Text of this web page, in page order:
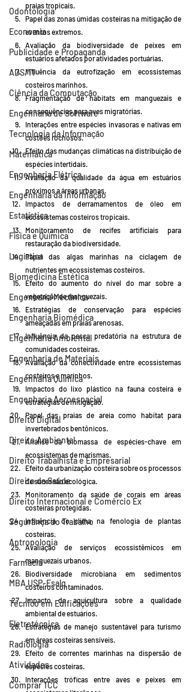
Odontologia
Economia
Publicidade e Propaganda
ADS/TI
Ciência da Computação
Engenharia de Software
Tecnologia da Informação
Matemática
Engenharia Elétrica
Engenharia da Informação
Estatística
Física e Química
Logística
Biomedicina Estética
Engenharia Mecânica
Engenharia Biomédica
Engenharia Ambiental
Engenharia de Materiais
Engenharia Química
Engenharia Aeroespacial
Direito Digital
Direito Ambiental
Direito Trabalhista e Empresarial
Direito da Saúde
Direito Internacional e Comércio Ex
Segurança do Trabalho
Antropologia
Farmácia
MBA USP-Esalq
Técnico em Edificações
Eletrotécnica
Radiologia
Atividades
Comprar TCC
praias tropicais.
Papel das zonas úmidas costeiras na mitigação de
eventos extremos.
Avaliação da biodiversidade de peixes em
estuários afetados por atividades portuárias.
Influência da eutrofização em ecossistemas
costeiros marinhos.
Fragmentação de habitats em manguezais e
consequências para aves migratórias.
Interações entre espécies invasoras e nativas em
costões rochosos.
Efeito das mudanças climáticas na distribuição de
espécies intertidais.
Avaliação da qualidade da água em estuários
próximos a áreas urbanas.
Impactos de derramamentos de óleo em
ecossistemas costeiros tropicais.
Monitoramento de recifes artificiais para
restauração da biodiversidade.
Papel das algas marinhas na ciclagem de
nutrientes em ecossistemas costeiros.
Efeito do aumento do nível do mar sobre a
vegetação de manguezais.
Estratégias de conservação para espécies
ameaçadas em praias arenosas.
Influência da pesca predatória na estrutura de
comunidades costeiras.
Avaliação da conectividade entre ecossistemas
costeiros e marinhos.
Impactos do lixo plástico na fauna costeira e
estratégias de mitigação.
Papel das praias de areia como habitat para
invertebrados bentônicos.
Análise da biomassa de espécies-chave em
ecossistemas de marismas.
Efeito da urbanização costeira sobre os processos
de sucessão ecológica.
Monitoramento da saúde de corais em áreas
costeiras protegidas.
Influência do clima na fenologia de plantas
costeiras.
Avaliação de serviços ecossistêmicos em
manguezais urbanos.
Biodiversidade microbiana em sedimentos
costeiros contaminados.
Impacto da aquicultura sobre a qualidade
ambiental de estuários.
Estratégias de manejo sustentável para turismo
em áreas costeiras sensíveis.
Efeito de correntes marinhas na dispersão de
espécies costeiras.
Interações tróficas entre aves e peixes em